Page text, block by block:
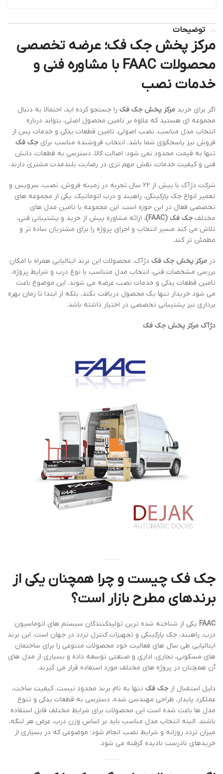
توضیحات
مرکز پخش جک فک؛ عرضه تخصصی
محصولات FAAC با مشاوره فنی و
خدمات نصب
اگر برای خرید مرکز پخش جک فک را جستجو کرده اید، احتمالا به دنبال
مجموعه ای هستید که علاوه بر تامین محصول اصلی، بتواند درباره
انتخاب مدل مناسب، نصب اصولی، تامین قطعات یدکی و خدمات پس از
فروش نیز پاسخگوی شما باشد. انتخاب فروشنده مناسب برای جک فک
تنها به قیمت محدود نمی شود؛ اصالت کالا، دسترسی به قطعات، دانش
فنی و کیفیت خدمات، نقش مهم تری در رضایت بلندمدت مشتری دارند.
شرکت دژآک با بیش از 22 سال تجربه در زمینه فروش، نصب، سرویس و
تعمیر انواع جک پارکینگی، راهبند و درب اتوماتیک، یکی از مجموعه های
تخصصی فعال در این حوزه است. این مجموعه با تامین مدل های
مختلف جک فک (FAAC)
، ارائه مشاوره پیش از خرید و پشتیبانی فنی،
تلاش می کند مسیر انتخاب و اجرای پروژه را برای مشتریان ساده تر و
مطمئن تر کند.
در مرکز پخش جک فک دژآک، محصولات این برند ایتالیایی همراه با امکان
بررسی مشخصات فنی، انتخاب مدل متناسب با نوع درب و شرایط پروژه،
تامین قطعات یدکی و خدمات نصب عرضه می شوند. این موضوع باعث
می شود خریدار تنها یک محصول دریافت نکند، بلکه از ابتدا تا زمان بهره
برداری نیز پشتیبانی تخصصی در اختیار داشته باشد.
دژآک مرکز پخش جک فک
جک فک چیست و چرا همچنان یکی از
برندهای مطرح بازار است؟
FAAC یکی از شناخته شده ترین تولیدکنندگان سیستم های اتوماسیون
درب، راهبند، جک پارکینگی و تجهیزات کنترل تردد در جهان است. این برند
ایتالیایی طی سال های فعالیت خود محصولات متنوعی را برای ساختمان
های مسکونی، تجاری، اداری و صنعتی توسعه داده و بسیاری از مدل های
آن همچنان در پروژه های مختلف مورد استفاده قرار می گیرند.
دلیل استقبال از جک فک تنها به نام برند محدود نیست. کیفیت ساخت،
عملکرد پایدار، طراحی مهندسی شده، دسترسی به قطعات یدکی و تنوع
مدل ها باعث شده است این محصولات برای شرایط مختلف قابل استفاده
باشند. البته انتخاب مدل مناسب باید بر اساس وزن درب، عرض هر لنگه،
میزان تردد روزانه و شرایط نصب انجام شود؛ موضوعی که در بسیاری از
خریدهای نادرست نادیده گرفته می شود.